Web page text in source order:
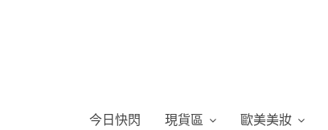
今日快閃 現貨區 歐美美妝